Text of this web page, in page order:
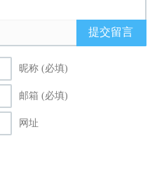
提交留言
昵称 (必填)
邮箱 (必填)
网址